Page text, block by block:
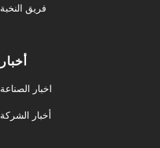
فريق النخبة
أخبار
اخبار الصناعة
أخبار الشركة